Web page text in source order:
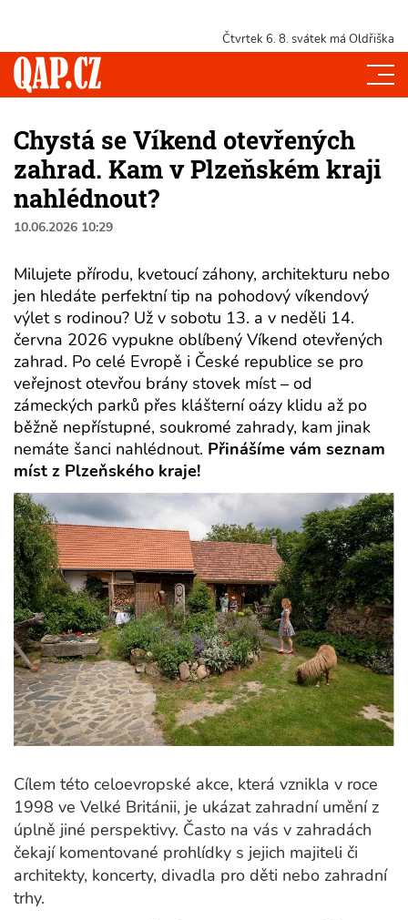
Čtvrtek 6. 8. svátek má Oldřiška
Chystá se Víkend otevřených
zahrad. Kam v Plzeňském kraji
nahlédnout?
10.06.2026 10:29
Milujete přírodu, kvetoucí záhony, architekturu nebo
jen hledáte perfektní tip na pohodový víkendový
výlet s rodinou? Už v sobotu 13. a v neděli 14.
června 2026 vypukne oblíbený Víkend otevřených
zahrad. Po celé Evropě i České republice se pro
veřejnost otevřou brány stovek míst – od
zámeckých parků přes klášterní oázy klidu až po
běžně nepřístupné, soukromé zahrady, kam jinak
nemáte šanci nahlédnout. Přinášíme vám seznam
míst z Plzeňského kraje!
Cílem této celoevropské akce, která vznikla v roce
1998 ve Velké Británii, je ukázat zahradní umění z
úplně jiné perspektivy. Často na vás v zahradách
čekají komentované prohlídky s jejich majiteli či
architekty, koncerty, divadla pro děti nebo zahradní
trhy.